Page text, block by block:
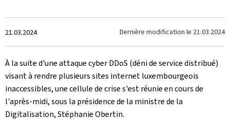
Crée
le
21.03.2024 Dernière modification le 21.03.2024
À la suite d'une attaque cyber DDoS (déni de service distribué)
visant à rendre plusieurs sites internet luxembourgeois
inaccessibles, une cellule de crise s'est réunie en cours de
l'après-midi, sous la présidence de la ministre de la
Digitalisation, Stéphanie Obertin.